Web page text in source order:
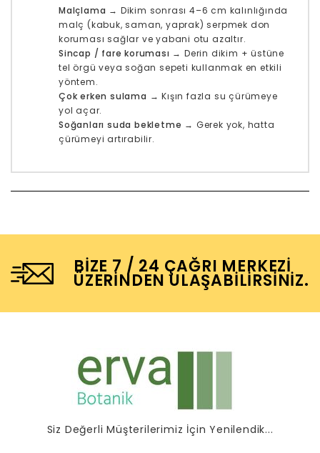
Malçlama → Dikim sonrası 4–6 cm kalınlığında
malç (kabuk, saman, yaprak) serpmek don
koruması sağlar ve yabani otu azaltır.
Sincap / fare koruması → Derin dikim + üstüne
tel örgü veya soğan sepeti kullanmak en etkili
yöntem.
Çok erken sulama → Kışın fazla su çürümeye
yol açar.
Soğanları suda bekletme → Gerek yok, hatta
çürümeyi artırabilir.
BIZE 7 / 24 ÇAĞRI MERKEZI
ÜZERINDEN ULAŞABILIRSINIZ.
Siz Değerli Müşterilerimiz İçin Yenilendik...